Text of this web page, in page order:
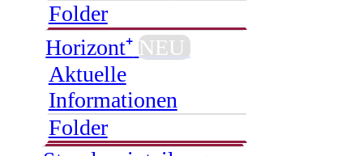
Folder
Horizont⁺ NEU
Aktuelle
Informationen
Folder